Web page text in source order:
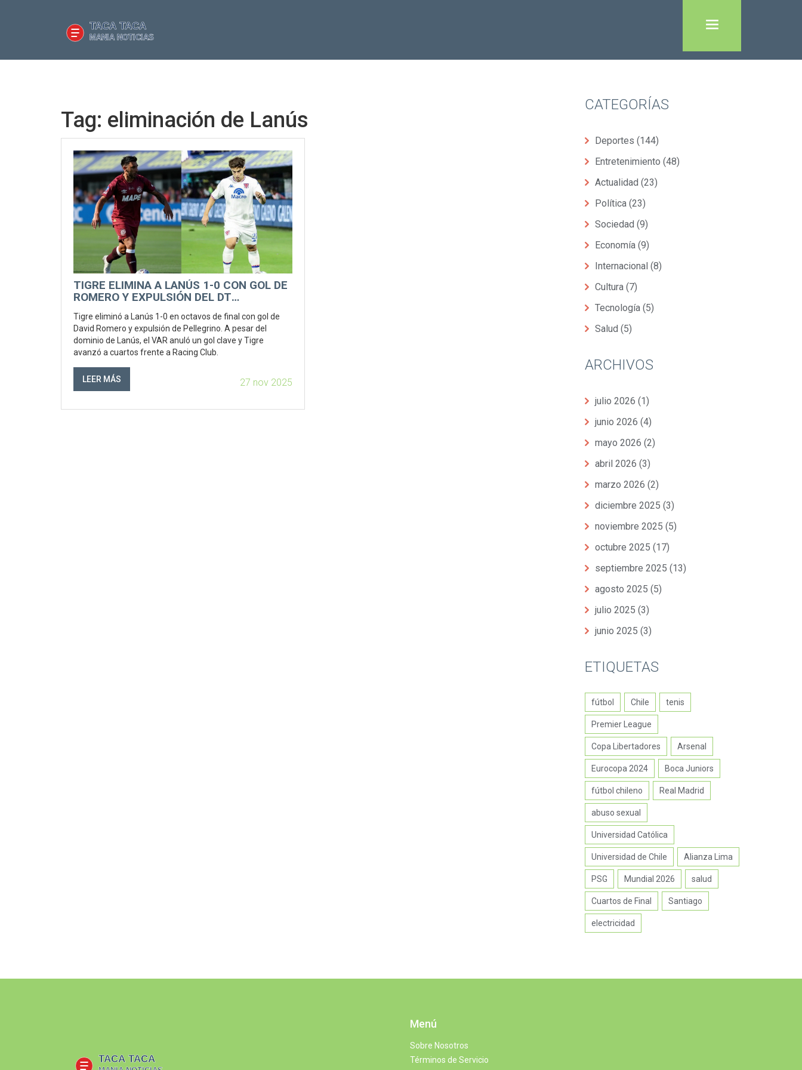
Tag: eliminación de Lanús
TIGRE ELIMINA A LANÚS 1-0 CON GOL DE
ROMERO Y EXPULSIÓN DEL DT
Tigre eliminó a Lanús 1-0 en octavos de final con gol de
David Romero y expulsión de Pellegrino. A pesar del
dominio de Lanús, el VAR anuló un gol clave y Tigre
avanzó a cuartos frente a Racing Club.
LEER MÁS 27 nov 2025
CATEGORÍAS
Deportes (144)
Entretenimiento (48)
Actualidad (23)
Política (23)
Sociedad (9)
Economía (9)
Internacional (8)
Cultura (7)
Tecnología (5)
Salud (5)
ARCHIVOS
julio 2026 (1)
junio 2026 (4)
mayo 2026 (2)
abril 2026 (3)
marzo 2026 (2)
diciembre 2025 (3)
noviembre 2025 (5)
octubre 2025 (17)
septiembre 2025 (13)
agosto 2025 (5)
julio 2025 (3)
junio 2025 (3)
ETIQUETAS
fútbol Chile tenis
Premier League
Copa Libertadores Arsenal
Eurocopa 2024 Boca Juniors
fútbol chileno Real Madrid
abuso sexual
Universidad Católica
Universidad de Chile Alianza Lima
PSG Mundial 2026 salud
Cuartos de Final Santiago
electricidad
Menú
Sobre Nosotros
Términos de Servicio